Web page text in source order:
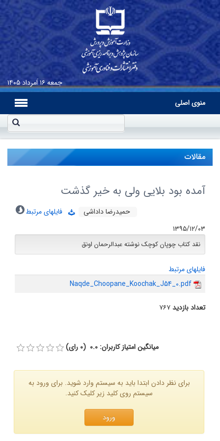
جمعه۱۶ اَمرداد ۱۴۰۵
منوی اصلی
مقالات
آمده بود بلایی ولی به خیر گذشت
حمیدرضا داداشی
فایلهای مرتبط
۱۳۹۵/۱۲/۰۳
نقد کتاب چوپان کوچک نوشته عبدالرحمان اونق
فایلهای مرتبط
Naqde_Choopane_Koochak_J54_0.pdf
تعداد بازدید۷۶۷
میانگین امتیاز کاربران: 0.0 (0 رای)
برای نظر دادن ابتدا باید به سیستم وارد شوید. برای ورود به
سیستم روی کلید زیر کلیک کنید.
ورود